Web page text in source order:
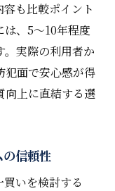
いで注意すべ
選び方を紹介
ガラスフィル
ムの選び方ガ
も比較ポイント
は、5～10年程度
。実際の利用者か
犯面で安心感が得
向上に直結する選
の信頼性
いを検討する